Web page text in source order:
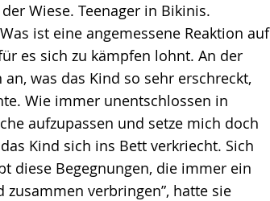
Wiese. Teenager in Bikinis.
ist eine angemessene Reaktion auf
es sich zu kämpfen lohnt. An der
was das Kind so sehr erschreckt,
Wie immer unentschlossen in
aufzupassen und setze mich doch
Kind sich ins Bett verkriecht. Sich
diese Begegnungen, die immer ein
verbringen”, hatte sie